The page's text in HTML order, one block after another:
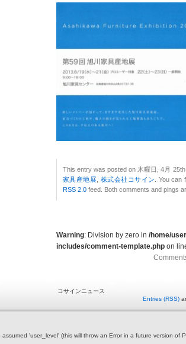
This entry was posted on 木曜日, 4月
家具産地展
株式会社コサイン
. You
RSS 2.0 feed. Both comments and pings
Warning: Division by zero in /home/
includes/comment-template.php on
コサインニュース is
Entries (RSS)
'user_level' (this will throw an Error in a future version of